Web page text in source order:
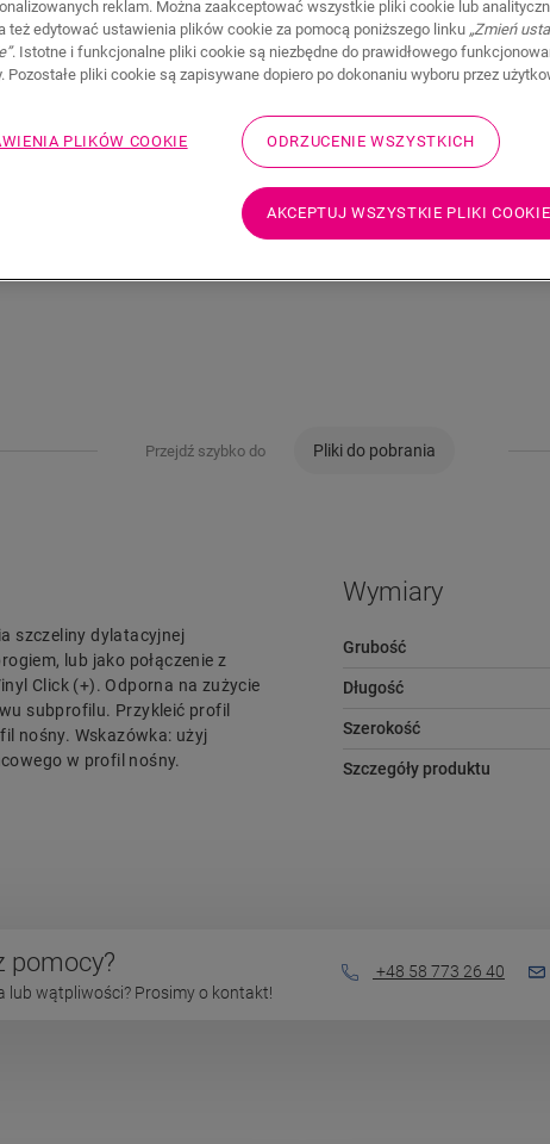
120,70PLN/m
Sugerowana cena brutto
Przejdź szybko do Pliki do pobrania
szczeliny dylatacyjnej
lub jako połączenie z
Click (+). Odporna na zużycie
subprofilu. Przykleić profil
nośny. Wskazówka: użyj
w profil nośny.
Wymiary
Grubość
Długość
Szerokość
Szczegóły produktu
pomocy?
lub wątpliwości? Prosimy o kontakt!
+48 58 773 26 40
reklam. Można zaakceptować wszystkie pliki cookie lub
też edytować ustawienia plików cookie za pomocą poniższego linku „Zmień
. Istotne i funkcjonalne pliki cookie są niezbędne do prawidłowego
Pozostałe pliki cookie są zapisywane dopiero po dokonaniu wyboru przez
PLIKÓW COOKIE ODRZUCENIE WSZYSTKICH
AKCEPTUJ WSZYSTKIE PLIKI COOKIE